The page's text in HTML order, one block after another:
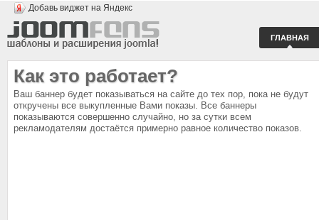
Добавь виджет на Яндекс
ГЛАВНАЯ
Как это работает?
Ваш баннер будет показываться на сайте до тех пор, пока не будут
откручены все выкупленные Вами показы. Все баннеры
показываются совершенно случайно, но за сутки всем
рекламодателям достаётся примерно равное количество показов.